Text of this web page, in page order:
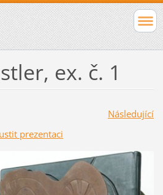
ex. č. 1
Následující
prezentaci